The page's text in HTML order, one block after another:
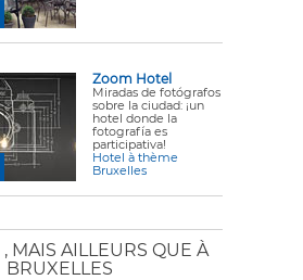
Zoom Hotel
Miradas de fotógrafos
sobre la ciudad: ¡un
hotel donde la
fotografía es
participativa!
Hotel à thème
Bruxelles
, MAIS AILLEURS QUE À
BRUXELLES